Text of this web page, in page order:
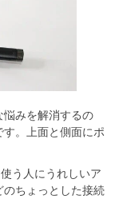
みを解消するの
。上面と側面にポ
う人にうれしいア
のちょっとした接続